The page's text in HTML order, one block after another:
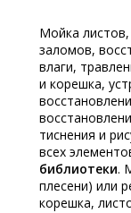
Мойка листов,
заломов,
влаги,
и корешка,
тиснения и
всех
библиотеки.
плесени) или
корешка,